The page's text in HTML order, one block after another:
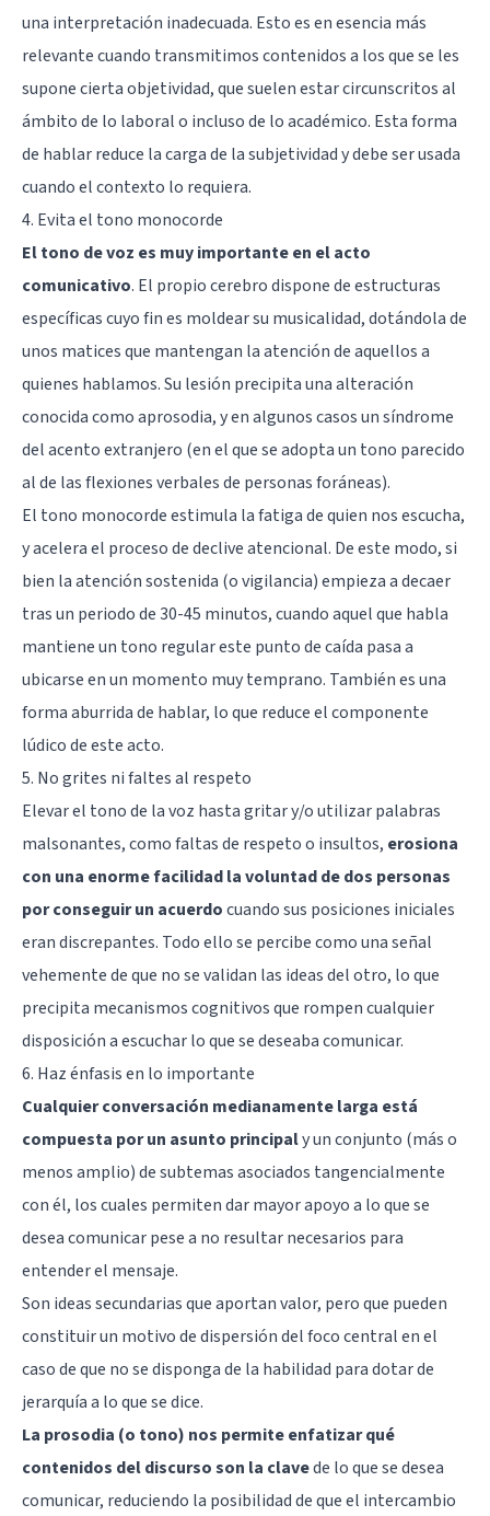
una interpretación inadecuada. Esto es en esencia más
relevante cuando transmitimos contenidos a los que se les
supone cierta objetividad, que suelen estar circunscritos al
ámbito de lo laboral o incluso de lo académico. Esta forma
de hablar reduce la carga de la subjetividad y debe ser usada
cuando el contexto lo requiera.
4. Evita el tono monocorde
El tono de voz es muy importante en el acto
comunicativo. El propio cerebro dispone de estructuras
específicas cuyo fin es moldear su musicalidad, dotándola de
unos matices que mantengan la atención de aquellos a
quienes hablamos. Su lesión precipita una alteración
conocida como aprosodia, y en algunos casos un síndrome
del acento extranjero (en el que se adopta un tono parecido
al de las flexiones verbales de personas foráneas).
El tono monocorde estimula la fatiga de quien nos escucha,
y acelera el proceso de declive atencional. De este modo, si
bien la atención sostenida (o vigilancia) empieza a decaer
tras un periodo de 30-45 minutos, cuando aquel que habla
mantiene un tono regular este punto de caída pasa a
ubicarse en un momento muy temprano. También es una
forma aburrida de hablar, lo que reduce el componente
lúdico de este acto.
5. No grites ni faltes al respeto
Elevar el tono de la voz hasta gritar y/o utilizar palabras
malsonantes, como faltas de respeto o insultos, erosiona
con una enorme facilidad la voluntad de dos personas
por conseguir un acuerdocuando sus posiciones iniciales
eran discrepantes. Todo ello se percibe como una señal
vehemente de que no se validan las ideas del otro, lo que
precipita mecanismos cognitivos que rompen cualquier
disposición a escuchar lo que se deseaba comunicar.
6. Haz énfasis en lo importante
Cualquier conversación medianamente larga está
compuesta por un asunto principaly un conjunto (más o
menos amplio) de subtemas asociados tangencialmente
con él, los cuales permiten dar mayor apoyo a lo que se
desea comunicar pese a no resultar necesarios para
entender el mensaje.
Son ideas secundarias que aportan valor, pero que pueden
constituir un motivo de dispersión del foco central en el
caso de que no se disponga de la habilidad para dotar de
jerarquía a lo que se dice.
La prosodia (o tono) nos permite enfatizar qué
contenidos del discurso son la clavede lo que se desea
comunicar, reduciendo la posibilidad de que el intercambio